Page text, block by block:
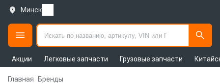
Минск
Акции Легковые запчасти Грузовые запчасти
Главная Бренды